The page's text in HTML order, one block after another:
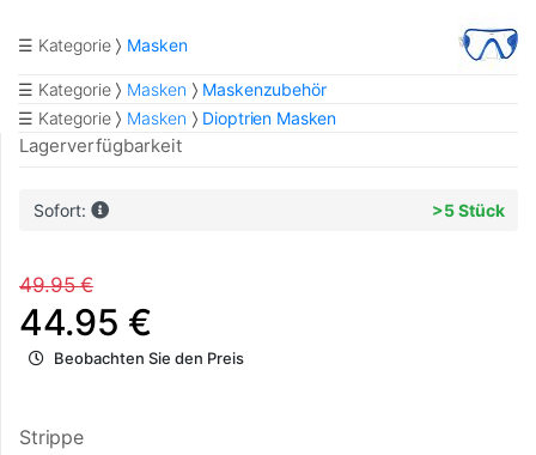
☰ Kategorie Masken
☰ Kategorie Masken
Maskenzubehör
☰ Kategorie
Masken Dioptrien Masken
Lagerverfügbarkeit
Sofort: >5 Stück
49.95 €
44.95 €
Beobachten Sie den Preis
Strippe